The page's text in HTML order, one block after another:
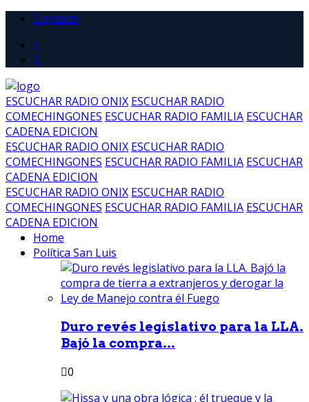
Contacto
ESCUCHAR RADIO ONIX ESCUCHAR RADIO
COMECHINGONES ESCUCHAR RADIO FAMILIA ESCUCHAR
CADENA EDICION
ESCUCHAR RADIO ONIX ESCUCHAR RADIO
COMECHINGONES ESCUCHAR RADIO FAMILIA ESCUCHAR
CADENA EDICION
ESCUCHAR RADIO ONIX ESCUCHAR RADIO
COMECHINGONES ESCUCHAR RADIO FAMILIA ESCUCHAR
CADENA EDICION
Home
Política San Luis
Duro revés legislativo para la LLA.
Bajó la compra...
0